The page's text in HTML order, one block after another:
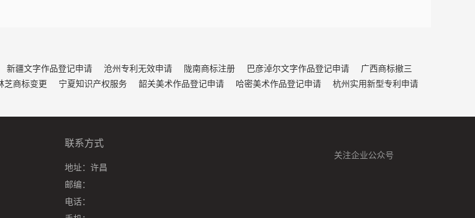
新疆文字作品登记申请 沧州专利无效申请 陇南商标注册 巴彦淖尔文字作品登记申请
广西商标撤三
芝商标变更 宁夏知识产权服务 韶关美术作品登记申请 哈密美术作品登记申请
杭州实用新型专利申请
联系方式
地址： 许昌
邮编：
电话：
关注企业公众号